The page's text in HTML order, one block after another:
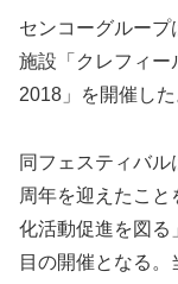
センコーグルー
施設「クレフィー
2018」を開催した
同フェスティバ
周年を迎えたこ
化活動促進を図る
目の開催となる